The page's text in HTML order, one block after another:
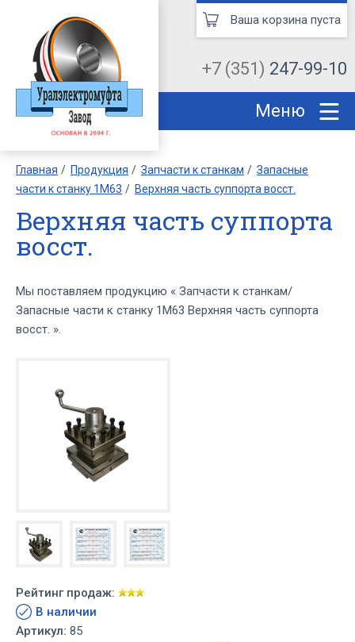
+7 (351) 247-99-10
Ваша корзина пуста
Меню
Главная Продукция Запчасти к станкам
Запасные
части к станку 1М63
Верхняя часть суппорта восст.
Верхняя часть суппорта
восст.
Мы поставляем продукцию « Запчасти к станкам/
Запасные части к станку 1М63 Верхняя часть суппорта
восст. ».
Рейтинг продаж:
В наличии
Артикул: 85